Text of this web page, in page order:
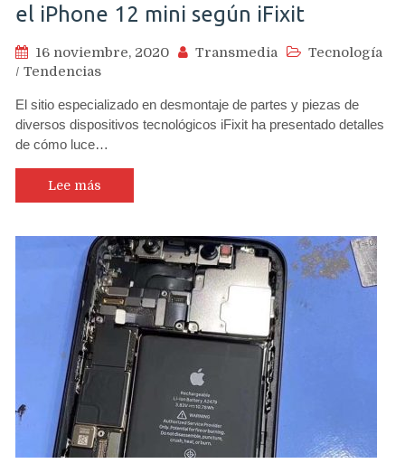
el iPhone 12 mini según iFixit
16 noviembre, 2020 Transmedia
Tecnología
/ Tendencias
El sitio especializado en desmontaje de partes y piezas de
diversos dispositivos tecnológicos iFixit ha presentado detalles
de cómo luce…
Lee más